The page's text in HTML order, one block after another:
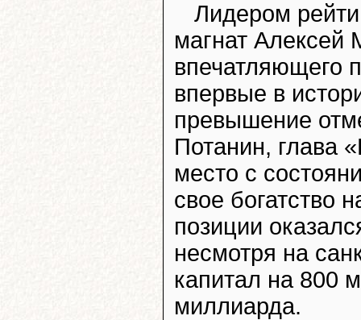
Лидером
магнат Алексей
впечатляющего
впервые в
превышение
Потанин, глава
место с
свое богатство
позиции
несмотря на
капитал на 800
миллиарда.